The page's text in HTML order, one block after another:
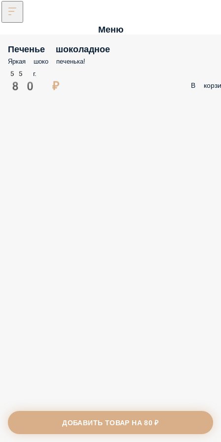
Меню
Печенье шоколадное
Яркая шоко печенька!
55 г.
80 ₽ В
ДОБАВИТЬ ТОВАР НА80 ₽